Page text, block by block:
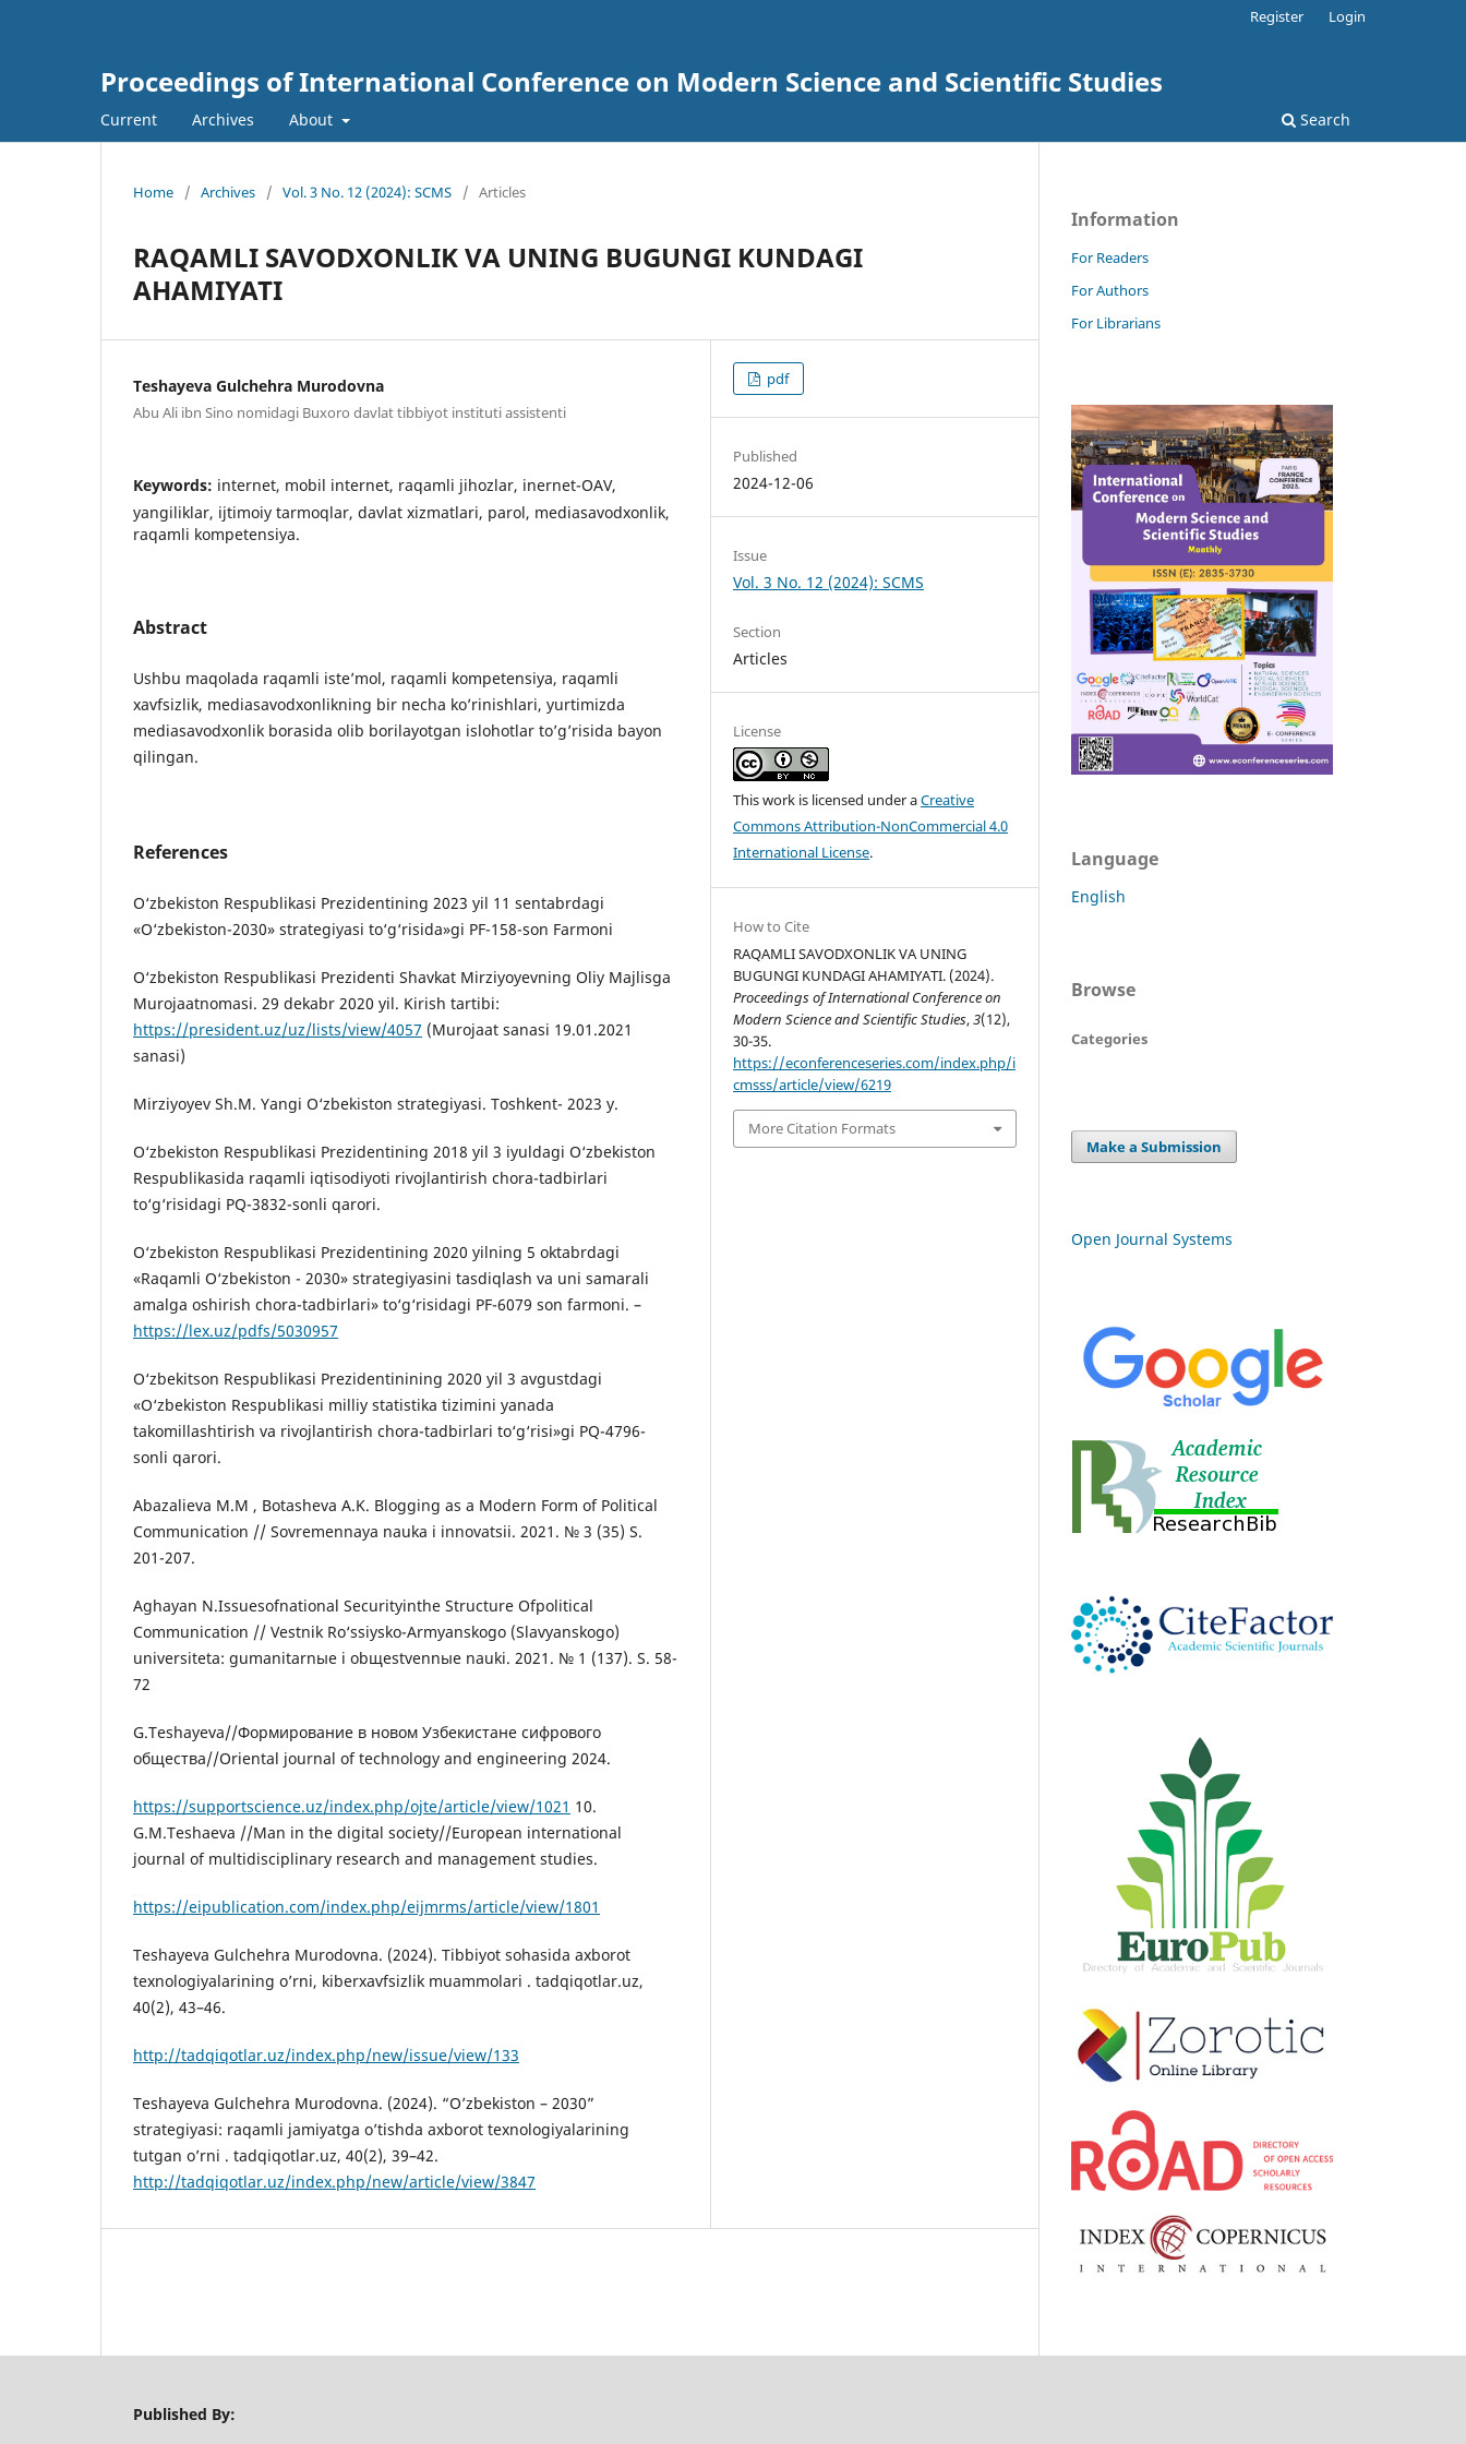
Proceedings of International Conference on Modern Science and Scientific Studies
Current Archives About Search
Register Login
Home / Archives / Vol. 3 No. 12 (2024): SCMS / Articles
RAQAMLI SAVODXONLIK VA UNING BUGUNGI KUNDAGI
AHAMIYATI
Teshayeva Gulchehra Murodovna
Abu Ali ibn Sino nomidagi Buxoro davlat tibbiyot instituti assistenti
Keywords: internet, mobil internet, raqamli jihozlar, inernet-OAV,
yangiliklar, ijtimoiy tarmoqlar, davlat xizmatlari, parol, mediasavodxonlik,
raqamli kompetensiya.
Abstract
Ushbu maqolada raqamli iste’mol, raqamli kompetensiya, raqamli
xavfsizlik, mediasavodxonlikning bir necha ko’rinishlari, yurtimizda
mediasavodxonlik borasida olib borilayotgan islohotlar to’g’risida bayon
qilingan.
References
O‘zbekiston Respublikasi Prezidentining 2023 yil 11 sentabrdagi
«O‘zbekiston-2030» strategiyasi to‘g‘risida»gi PF-158-son Farmoni
O‘zbekiston Respublikasi Prezidenti Shavkat Mirziyoyevning Oliy Majlisga
Murojaatnomasi. 29 dekabr 2020 yil. Kirish tartibi:
https://president.uz/uz/lists/view/4057 (Murojaat sanasi 19.01.2021
sanasi)
Mirziyoyev Sh.M. Yangi O‘zbekiston strategiyasi. Toshkent- 2023 y.
O‘zbekiston Respublikasi Prezidentining 2018 yil 3 iyuldagi O‘zbekiston
Respublikasida raqamli iqtisodiyoti rivojlantirish chora-tadbirlari
to‘g‘risidagi PQ-3832-sonli qarori.
O‘zbekiston Respublikasi Prezidentining 2020 yilning 5 oktabrdagi
«Raqamli O‘zbekiston - 2030» strategiyasini tasdiqlash va uni samarali
amalga oshirish chora-tadbirlari» to‘g‘risidagi PF-6079 son farmoni. –
https://lex.uz/pdfs/5030957
O‘zbekitson Respublikasi Prezidentinining 2020 yil 3 avgustdagi
«O‘zbekiston Respublikasi milliy statistika tizimini yanada
takomillashtirish va rivojlantirish chora-tadbirlari to‘g‘risi»gi PQ-4796-
sonli qarori.
Abazalieva M.M , Botasheva A.K. Blogging as a Modern Form of Political
Communication // Sovremennaya nauka i innovatsii. 2021. № 3 (35) S.
201-207.
Aghayan N.Issuesofnational Securityinthe Structure Ofpolitical
Communication // Vestnik Ro‘ssiysko-Armyanskogo (Slavyanskogo)
universiteta: gumanitarnыe i obщestvennыe nauki. 2021. № 1 (137). S. 58-
72
G.Teshayeva//Формирование в новом Узбекистане сифрового
обществa//Oriental journal of technology and engineering 2024.
https://supportscience.uz/index.php/ojte/article/view/1021 10.
G.M.Teshaeva //Man in the digital society//European international
journal of multidisciplinary research and management studies.
https://eipublication.com/index.php/eijmrms/article/view/1801
Teshayeva Gulchehra Murodovna. (2024). Tibbiyot sohasida axborot
texnologiyalarining o’rni, kiberxavfsizlik muammolari . tadqiqotlar.uz,
40(2), 43–46.
http://tadqiqotlar.uz/index.php/new/issue/view/133
Teshayeva Gulchehra Murodovna. (2024). “O’zbekiston – 2030”
strategiyasi: raqamli jamiyatga o’tishda axborot texnologiyalarining
tutgan o’rni . tadqiqotlar.uz, 40(2), 39–42.
http://tadqiqotlar.uz/index.php/new/article/view/3847
pdf
Published
2024-12-06
Issue
Vol. 3 No. 12 (2024): SCMS
Section
Articles
License
This work is licensed under aCreative
Commons Attribution-NonCommercial 4.0
International License.
How to Cite
RAQAMLI SAVODXONLIK VA UNING
BUGUNGI KUNDAGI AHAMIYATI. (2024).
Proceedings of International Conference on
Modern Science and Scientific Studies,3(12),
30-35.
https://econferenceseries.com/index.php/i
cmsss/article/view/6219
More Citation Formats
Information
For Readers
For Authors
For Librarians
Language
English
Browse
Categories
Make a Submission
Open Journal Systems
Published By: